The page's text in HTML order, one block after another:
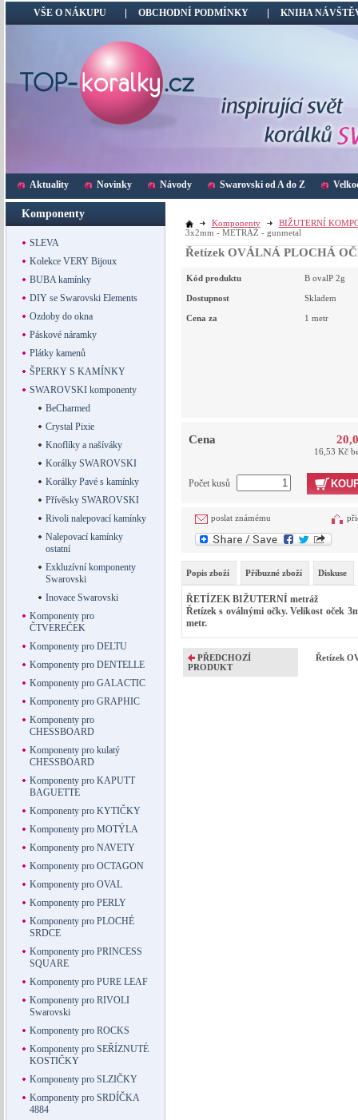
VŠE O NÁKUPU OBCHODNÍ PODMÍNKY KNIHA
Aktuality Novinky Návody Swarovski od A do Z
Komponenty
SLEVA
Kolekce VERY Bijoux
BUBA kamínky
DIY se Swarovski Elements
Ozdoby do okna
Páskové náramky
Plátky kamenů
ŠPERKY S KAMÍNKY
SWAROVSKI komponenty
BeCharmed
Crystal Pixie
Knoflíky a našíváky
Korálky SWAROVSKI
Korálky Pavé s kamínky
Přívěsky SWAROVSKI
Rivoli nalepovací kamínky
Nalepovací kamínky
ostatní
Exkluzívní komponenty
Swarovski
Inovace Swarovski
Komponenty pro
ČTVEREČEK
Komponenty pro DELTU
Komponenty pro DENTELLE
Komponenty pro GALACTIC
Komponenty pro GRAPHIC
Komponenty pro
CHESSBOARD
Komponenty pro kulatý
CHESSBOARD
Komponenty pro KAPUTT
BAGUETTE
Komponenty pro KYTIČKY
Komponenty pro MOTÝLA
Komponenty pro NAVETY
Komponenty pro OCTAGON
Komponenty pro OVAL
Komponenty pro PERLY
Komponenty pro PLOCHÉ
SRDCE
Komponenty pro PRINCESS
SQUARE
Komponenty pro PURE LEAF
Komponenty pro RIVOLI
Swarovski
Komponenty pro ROCKS
Komponenty pro SEŘÍZNUTÉ
KOSTIČKY
Komponenty pro SLZIČKY
Komponenty pro SRDÍČKA
4884
Komponenty
BIŽUTERNÍ
3x2mm - METRÁŽ - gunmetal
Řetízek OVÁLNÁ PLOCHÁ
Kód produktu B ovalP 2g
Dostupnost Skladem
Cena za 1 metr
Cena
16,53 Kč
Počet kusů
poslat známému
Popis zboží Příbuzné zboží Diskuse
ŘETÍZEK BIŽUTERNÍ metráž
Řetízek s oválnými očky. Velikost oček
metr.
PŘEDCHOZÍ
PRODUKT
Řetízek